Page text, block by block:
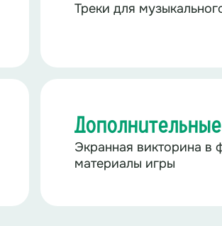
Треки для
Экранная викторина в
материалы игры